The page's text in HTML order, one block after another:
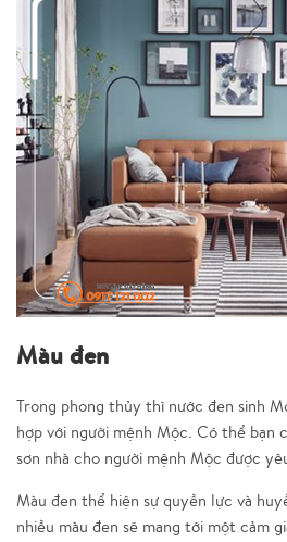
Màu đen
Trong phong thủy thì nước đen sinh
hợp với người mệnh Mộc. Có thể bạn
sơn nhà cho người mệnh Mộc được
Màu đen thể hiện sự quyền lực và
nhiều màu đen sẽ mang tới một cảm